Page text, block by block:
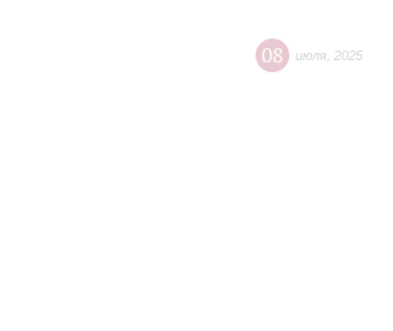
08 июля 2025